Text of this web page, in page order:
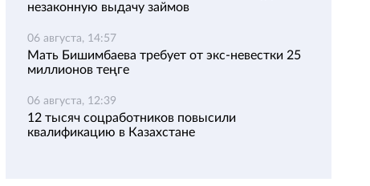
незаконную выдачу займов
06 августа, 14:57
Мать Бишимбаева требует от экс-невестки 25
миллионов теңге
06 августа, 12:39
12 тысяч соцработников повысили
квалификацию в Казахстане